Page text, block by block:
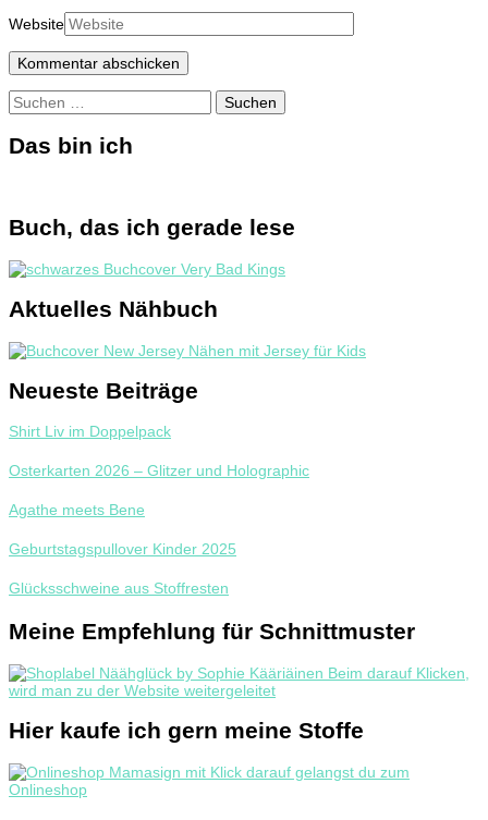
Website
Suchen
nach:
Das bin ich
Buch, das ich gerade lese
Aktuelles Nähbuch
Neueste Beiträge
Shirt Liv im Doppelpack
Osterkarten 2026 – Glitzer und Holographic
Agathe meets Bene
Geburtstagspullover Kinder 2025
Glücksschweine aus Stoffresten
Meine Empfehlung für Schnittmuster
Hier kaufe ich gern meine Stoffe